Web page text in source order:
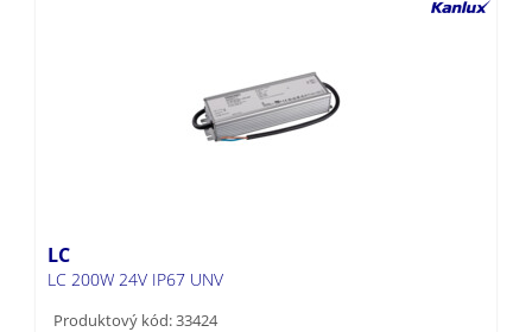
LC
LC 200W 24V IP67 UNV
Produktový kód: 33424